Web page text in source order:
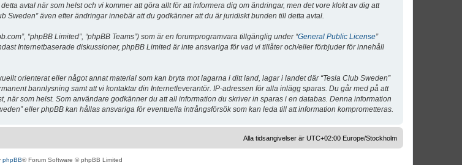
avtal när som helst och vi kommer att göra allt för att informera dig om ändringar, men det vore klokt av dig att
även efter ändringar innebär att du godkänner att du är juridiskt bunden till detta avtal.
“phpBB Limited”, “phpBB Teams”) som är en forumprogramvara tillgänglig under “General Public License”
Internetbaserade diskussioner, phpBB Limited är inte ansvariga för vad vi tillåter och/eller förbjuder för innehåll
orienterat eller något annat material som kan bryta mot lagarna i ditt land, lagar i landet där “Tesla Club Sweden”
bannlysning samt att vi kontaktar din Internetleverantör. IP-adressen för alla inlägg sparas. Du går med på att
när som helst. Som användare godkänner du att all information du skriver in sparas i en databas. Denna information
eller phpBB kan hållas ansvariga för eventuella intrångsförsök som kan leda till att information komprometteras.
Alla tidsangivelser är UTC+02:00 Europe/Stockholm
phpBB® Forum Software © phpBB Limited